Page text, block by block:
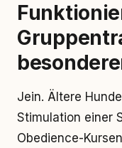
Jein. Ältere
Stimulation einer
Obedience-